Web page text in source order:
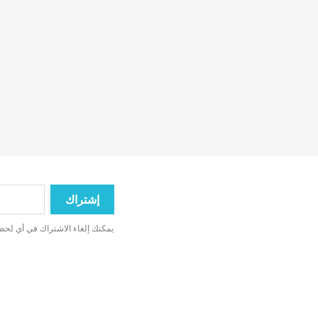
يمكنك إلغاء الاشتراك في أي